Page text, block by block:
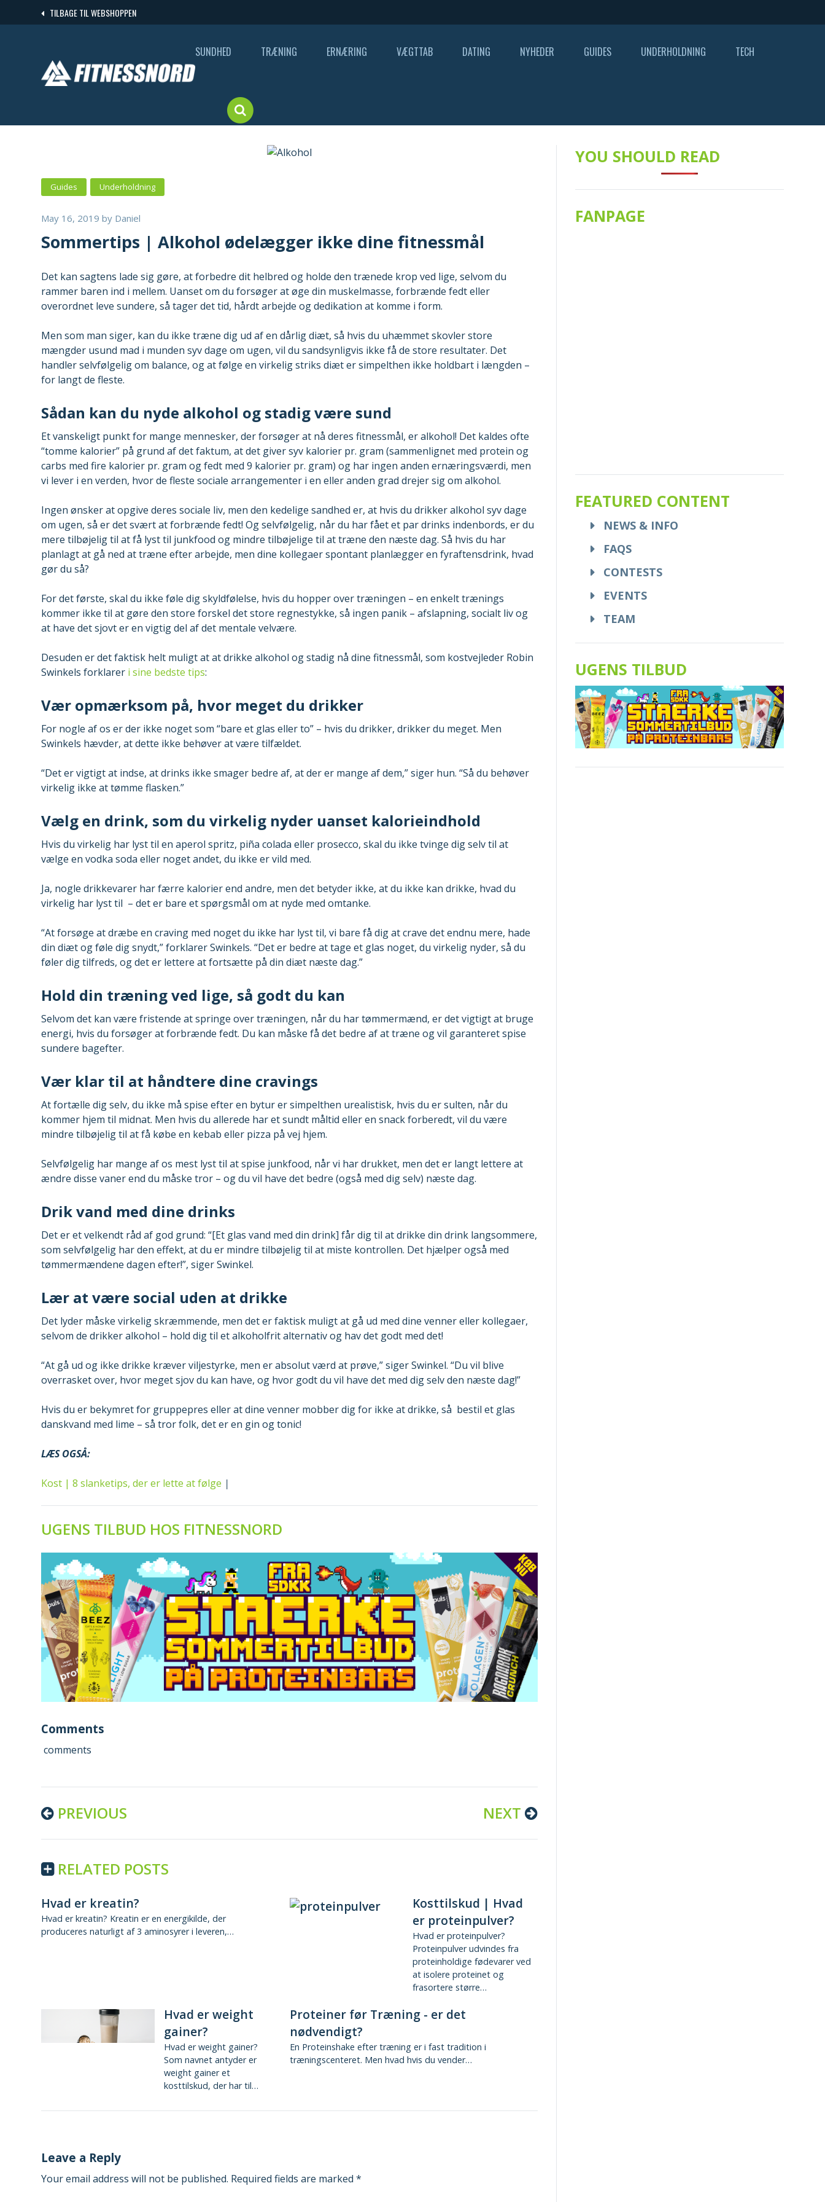
to
TILBAGE TIL WEBSHOPPEN
SUNDHED TRÆNING ERNÆRING VÆGTTAB DATING NYHEDER GUIDES UNDERHOLDNING TECH
Guides Underholdning
May 16, 2019 by Daniel
Sommertips | Alkohol ødelægger ikke dine fitnessmål
Det kan sagtens lade sig gøre, at forbedre dit helbred og holde den trænede krop ved lige, selvom du
rammer baren ind i mellem. Uanset om du forsøger at øge din muskelmasse, forbrænde fedt eller
overordnet leve sundere, så tager det tid, hårdt arbejde og dedikation at komme i form.
Men som man siger, kan du ikke træne dig ud af en dårlig diæt, så hvis du uhæmmet skovler store
mængder usund mad i munden syv dage om ugen, vil du sandsynligvis ikke få de store resultater. Det
handler selvfølgelig om balance, og at følge en virkelig striks diæt er simpelthen ikke holdbart i længden –
for langt de fleste.
Sådan kan du nyde alkohol og stadig være sund
Et vanskeligt punkt for mange mennesker, der forsøger at nå deres fitnessmål, er alkohol! Det kaldes ofte
“tomme kalorier” på grund af det faktum, at det giver syv kalorier pr. gram (sammenlignet med protein og
carbs med fire kalorier pr. gram og fedt med 9 kalorier pr. gram) og har ingen anden ernæringsværdi, men
vi lever i en verden, hvor de fleste sociale arrangementer i en eller anden grad drejer sig om alkohol.
Ingen ønsker at opgive deres sociale liv, men den kedelige sandhed er, at hvis du drikker alkohol syv dage
om ugen, så er det svært at forbrænde fedt! Og selvfølgelig, når du har fået et par drinks indenbords, er du
mere tilbøjelig til at få lyst til junkfood og mindre tilbøjelige til at træne den næste dag. Så hvis du har
planlagt at gå ned at træne efter arbejde, men dine kollegaer spontant planlægger en fyraftensdrink, hvad
gør du så?
For det første, skal du ikke føle dig skyldfølelse, hvis du hopper over træningen – en enkelt trænings
kommer ikke til at gøre den store forskel det store regnestykke, så ingen panik – afslapning, socialt liv og
at have det sjovt er en vigtig del af det mentale velvære.
Desuden er det faktisk helt muligt at at drikke alkohol og stadig nå dine fitnessmål, som kostvejleder Robin
Swinkels forklarer i sine bedste tips:
Vær opmærksom på, hvor meget du drikker
For nogle af os er der ikke noget som “bare et glas eller to” – hvis du drikker, drikker du meget. Men
Swinkels hævder, at dette ikke behøver at være tilfældet.
“Det er vigtigt at indse, at drinks ikke smager bedre af, at der er mange af dem,” siger hun. “Så du behøver
virkelig ikke at tømme flasken.”
Vælg en drink, som du virkelig nyder uanset kalorieindhold
Hvis du virkelig har lyst til en aperol spritz, piña colada eller prosecco, skal du ikke tvinge dig selv til at
vælge en vodka soda eller noget andet, du ikke er vild med.
Ja, nogle drikkevarer har færre kalorier end andre, men det betyder ikke, at du ikke kan drikke, hvad du
virkelig har lyst til – det er bare et spørgsmål om at nyde med omtanke.
“At forsøge at dræbe en craving med noget du ikke har lyst til, vi bare få dig at crave det endnu mere, hade
din diæt og føle dig snydt,” forklarer Swinkels. “Det er bedre at tage et glas noget, du virkelig nyder, så du
føler dig tilfreds, og det er lettere at fortsætte på din diæt næste dag.”
Hold din træning ved lige, så godt du kan
Selvom det kan være fristende at springe over træningen, når du har tømmermænd, er det vigtigt at bruge
energi, hvis du forsøger at forbrænde fedt. Du kan måske få det bedre af at træne og vil garanteret spise
sundere bagefter.
Vær klar til at håndtere dine cravings
At fortælle dig selv, du ikke må spise efter en bytur er simpelthen urealistisk, hvis du er sulten, når du
kommer hjem til midnat. Men hvis du allerede har et sundt måltid eller en snack forberedt, vil du være
mindre tilbøjelig til at få købe en kebab eller pizza på vej hjem.
Selvfølgelig har mange af os mest lyst til at spise junkfood, når vi har drukket, men det er langt lettere at
ændre disse vaner end du måske tror – og du vil have det bedre (også med dig selv) næste dag.
Drik vand med dine drinks
Det er et velkendt råd af god grund: “[Et glas vand med din drink] får dig til at drikke din drink langsommere,
som selvfølgelig har den effekt, at du er mindre tilbøjelig til at miste kontrollen. Det hjælper også med
tømmermændene dagen efter!”, siger Swinkel.
Lær at være social uden at drikke
Det lyder måske virkelig skræmmende, men det er faktisk muligt at gå ud med dine venner eller kollegaer,
selvom de drikker alkohol – hold dig til et alkoholfrit alternativ og hav det godt med det!
“At gå ud og ikke drikke kræver viljestyrke, men er absolut værd at prøve,” siger Swinkel. “Du vil blive
overrasket over, hvor meget sjov du kan have, og hvor godt du vil have det med dig selv den næste dag!”
Hvis du er bekymret for gruppepres eller at dine venner mobber dig for ikke at drikke, så bestil et glas
danskvand med lime – så tror folk, det er en gin og tonic!
LÆS OGSÅ:
Kost | 8 slanketips, der er lette at følge |
UGENS TILBUD HOS FITNESSNORD
Comments
comments
Continue
Reading
PREVIOUS NEXT
RELATED POSTS
Hvad er kreatin?
Hvad er kreatin? Kreatin er en energikilde, der
produceres naturligt af 3 aminosyrer i leveren,…
Kosttilskud | Hvad
er proteinpulver?
Hvad er proteinpulver?
Proteinpulver udvindes fra
proteinholdige fødevarer ved
at isolere proteinet og
frasortere større…
Hvad er weight
gainer?
Hvad er weight gainer?
Som navnet antyder er
weight gainer et
kosttilskud, der har til…
Proteiner før Træning - er det
nødvendigt?
En Proteinshake efter træning er i fast tradition i
træningscenteret. Men hvad hvis du vender…
Leave a Reply
Your email address will not be published. Required fields are marked*
YOU SHOULD READ
FANPAGE
FEATURED CONTENT
NEWS & INFO
FAQS
CONTESTS
EVENTS
TEAM
UGENS TILBUD